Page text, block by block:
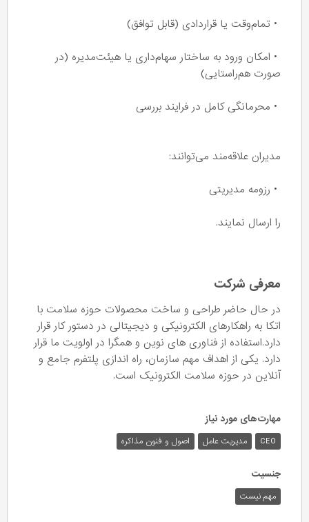
• تمام‌وقت یا قراردادی (قابل توافق)
• امکان ورود به ساختار سهام‌داری یا هیئت‌مدیره (در
صورت هم‌راستایی)
• محرمانگی کامل در فرایند بررسی
مدیران علاقه‌مند می‌توانند:
• رزومه مدیریتی
را ارسال نمایند.
معرفی شرکت
در حال حاضر طراحی و ساخت محصولات حوزه سلامت با
اتکا به راهکارهای الکترونیکی و دیجیتالی در دستور کار قرار
دارد.استفاده از فناوری های نوین و همگرا در اولویت ما قرار
دارد. یکی از اهداف مهم سازمان، راه اندازی پلتفرم جامع و
آنلاین در حوزه سلامت الکترونیک است.
مهارت‌های مورد نیاز
CEO مدیریت عامل اصول و فنون مذاکره
جنسیت
مهم نیست